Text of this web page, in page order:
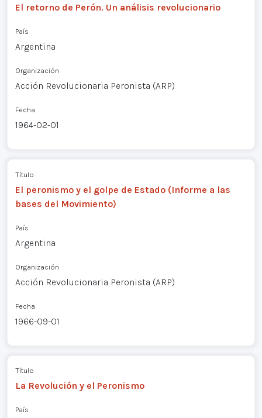
El retorno de Perón. Un análisis revolucionario
País
Argentina
Organización
Acción Revolucionaria Peronista (ARP)
Fecha
1964-02-01
Título
El peronismo y el golpe de Estado (Informe a las
bases del Movimiento)
País
Argentina
Organización
Acción Revolucionaria Peronista (ARP)
Fecha
1966-09-01
Título
La Revolución y el Peronismo
País